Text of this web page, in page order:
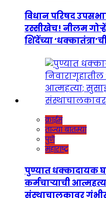
विधान परिषद
रस्सीखेच! नीलम
शिंदेंच्या
क्राईम
ताज्या बातम्या
पुणे
महाराष्ट्र
पुण्यात धक्कादायक
कर्मचाऱ्याची
संस्थाचालकावर